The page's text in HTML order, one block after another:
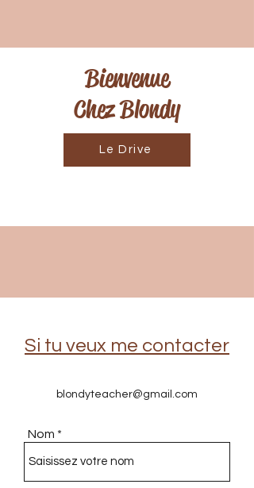
Bienvenue
Chez Blondy
Le Drive
Si tu veux me contacter
blondyteacher@gmail.com
Nom